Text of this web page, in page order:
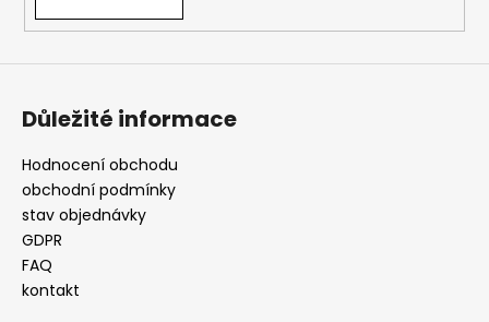
Důležité informace
Hodnocení obchodu
obchodní podmínky
stav objednávky
GDPR
FAQ
kontakt